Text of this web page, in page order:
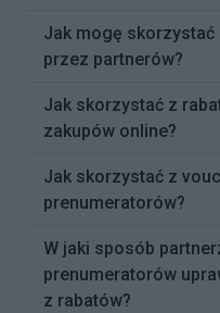
Jak mogę
przez partnerów?
Jak skorzystać z
zakupów online?
Jak skorzystać z
prenumeratorów?
W jaki sposób
prenumeratorów
z rabatów?